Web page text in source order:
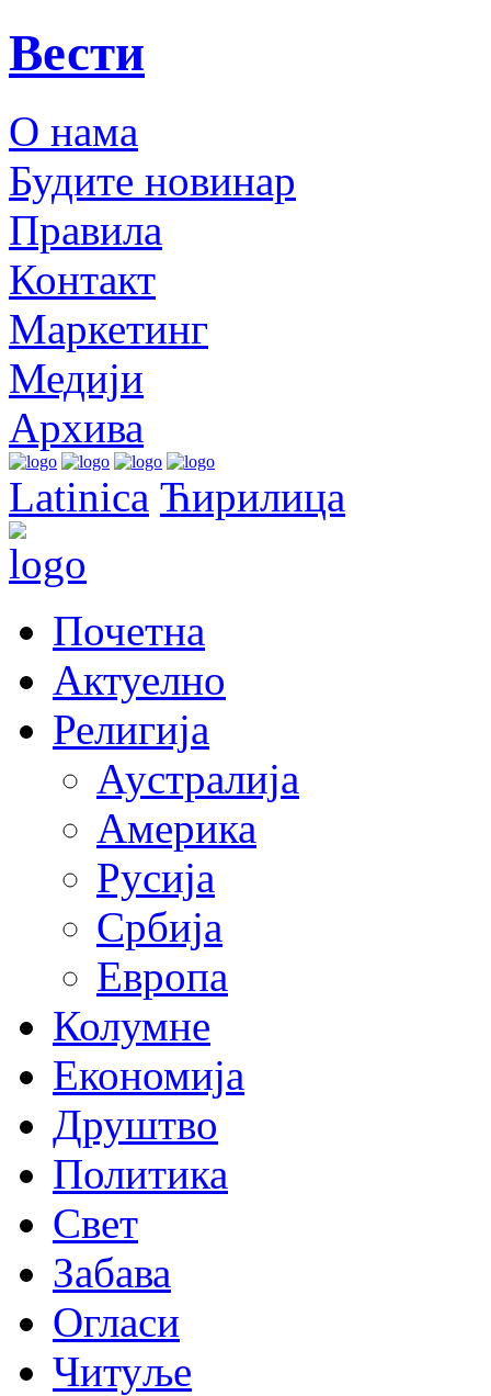
Вести
О нама
Будите новинар
Правила
Контакт
Маркетинг
Медији
Архива
Latinica Ћирилица
Почетна
Актуелно
Религија
Аустралија
Америка
Русија
Србија
Европа
Колумне
Економија
Друштво
Политика
Свет
Забава
Огласи
Читуље